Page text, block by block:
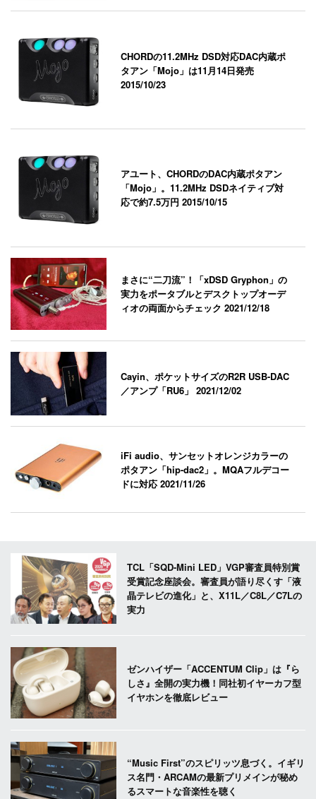
CHORDの11.2MHz DSD対応DAC内蔵ポ
タアン「Mojo」は11月14日発売
2015/10/23
アユート、CHORDのDAC内蔵ポタアン
「Mojo」。11.2MHz DSDネイティブ対
応で約7.5万円2015/10/15
まさに“二刀流”！「xDSD Gryphon」の
実力をポータブルとデスクトップオーデ
ィオの両面からチェック2021/12/18
Cayin、ポケットサイズのR2R USB-DAC
／アンプ「RU6」2021/12/02
iFi audio、サンセットオレンジカラーの
ポタアン「hip-dac2」。MQAフルデコー
ドに対応2021/11/26
TCL「SQD-Mini LED」VGP審査員特別賞
受賞記念座談会。審査員が語り尽くす「液
晶テレビの進化」と、X11L／C8L／C7Lの
実力
ゼンハイザー「ACCENTUM Clip」は『ら
しさ』全開の実力機！同社初イヤーカフ型
イヤホンを徹底レビュー
“Music First”のスピリッツ息づく。イギリ
ス名門・ARCAMの最新プリメインが秘め
るスマートな音楽性を聴く